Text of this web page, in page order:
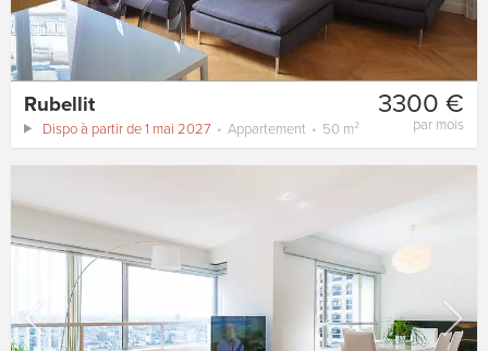
3300 €
par mois
Rubellit
Dispo à partir de 1 mai 2027 Appartement 50 m²